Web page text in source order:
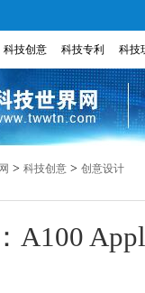
科技创意 科技专利 科技
> 科技创意 > 创意设计
A100